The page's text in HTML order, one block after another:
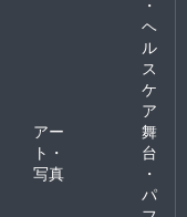
ヘ
ル
ス
ケ
ア
アー
ト・
写真
舞
台
・
パ